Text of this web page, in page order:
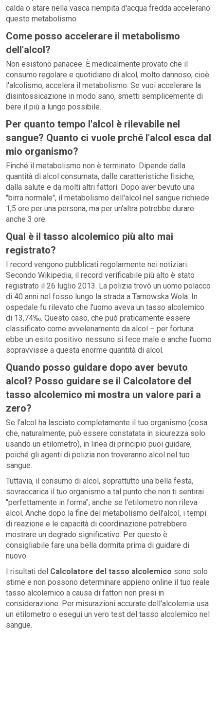
calda o stare nella vasca riempita d'acqua fredda accelerano
questo metabolismo.
Come posso accelerare il metabolismo
dell'alcol?
Non esistono panacee. È medicalmente provato che il
consumo regolare e quotidiano di alcol, molto dannoso, cioè
l'alcolismo, accelera il metabolismo. Se vuoi accelerare la
disintossicazione in modo sano, smetti semplicemente di
bere il più a lungo possibile.
Per quanto tempo l'alcol è rilevabile nel
sangue? Quanto ci vuole prché l'alcol esca dal
mio organismo?
Finché il metabolismo non è terminato. Dipende dalla
quantità di alcol consumata, dalle caratteristiche fisiche,
dalla salute e da molti altri fattori. Dopo aver bevuto una
"birra normale", il metabolismo dell'alcol nel sangue richiede
1,5 ore per una persona, ma per un'altra potrebbe durare
anche 3 ore.
Qual è il tasso alcolemico più alto mai
registrato?
I record vengono pubblicati regolarmente nei notiziari.
Secondo Wikipedia, il record verificabile più alto è stato
registrato il 26 luglio 2013. La polizia trovò un uomo polacco
di 40 anni nel fosso lungo la strada a Tarnowska Wola. In
ospedale fu rilevato che l'uomo aveva un tasso alcolemico
di 13,74‰. Questo caso, che può praticamente essere
classificato come avvelenamento da alcol – per fortuna
ebbe un esito positivo: nessuno si fece male e anche l'uomo
sopravvisse a questa enorme quantità di alcol.
Quando posso guidare dopo aver bevuto
alcol? Posso guidare se il Calcolatore del
tasso alcolemico mi mostra un valore pari a
zero?
Se l'alcol ha lasciato completamente il tuo organismo (cosa
che, naturalmente, può essere constatata in sicurezza solo
usando un etilometro), in linea di principio puoi guidare,
poiché gli agenti di polizia non troveranno alcol nel tuo
sangue.
Tuttavia, il consumo di alcol, soprattutto una bella festa,
sovraccarica il tuo organismo a tal punto che non ti sentirai
"perfettamente in forma", anche se l'etilometro non rileva
alcol. Anche dopo la fine del metabolismo dell'alcol, i tempi
di reazione e le capacità di coordinazione potrebbero
mostrare un degrado significativo. Per questo è
consigliabile fare una bella dormita prima di guidare di
nuovo.
I risultati del Calcolatore del tasso alcolemico sono solo
stime e non possono determinare appieno online il tuo reale
tasso alcolemico a causa di fattori non presi in
considerazione. Per misurazioni accurate dell'alcolemia usa
un etilometro o esegui un vero test del tasso alcolemico nel
sangue.